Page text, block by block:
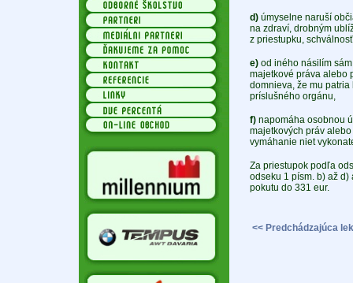
d)úmyselne naruší
na zdraví, drobným
z priestupku,
e)od iného násilím
majetkové práva alebo
domnieva, že mu
príslušného orgánu,
f)napomáha osobnou
majetkových práv
vymáhanie niet
Za priestupok podľa
odseku 1 písm. b) až
pokutu do 331 eur.
<< Predchádzajúca